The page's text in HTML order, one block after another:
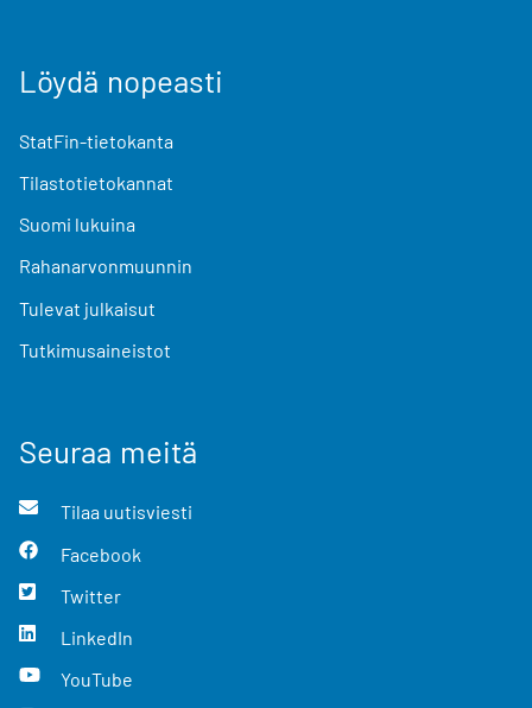
Löydä nopeasti
StatFin-tietokanta
Tilastotietokannat
Suomi lukuina
Rahanarvonmuunnin
Tulevat julkaisut
Tutkimusaineistot
Seuraa meitä
Tilaa uutisviesti
Facebook
Twitter
LinkedIn
YouTube